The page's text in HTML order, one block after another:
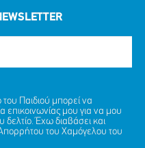
Παιδιού μπορεί να
επικοινωνίας μου για να μου
δελτίο. Έχω διαβάσει και
του Χαμόγελου του